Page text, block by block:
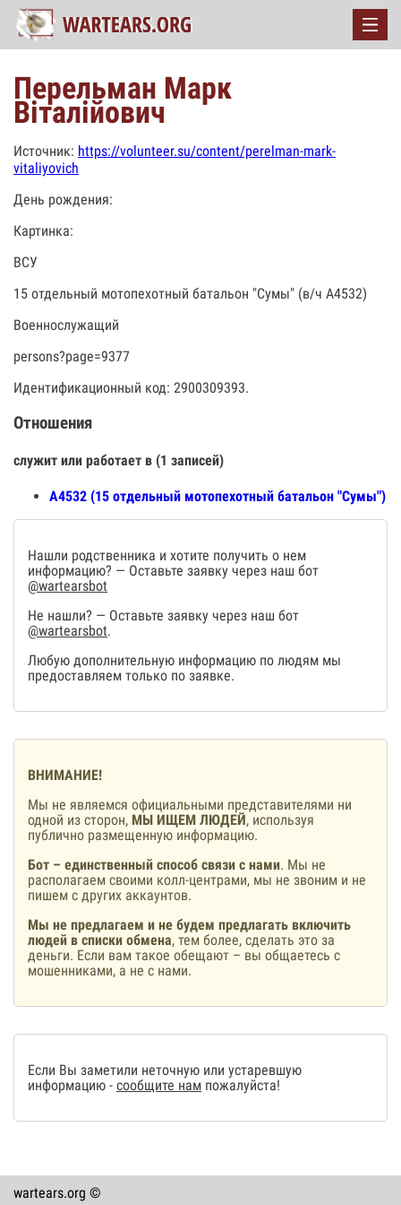
Перельман Марк
Віталійович
Источник: https://volunteer.su/content/perelman-mark-
vitaliyovich
День рождения:
Картинка:
ВСУ
15 отдельный мотопехотный батальон "Сумы" (в/ч А4532)
Военнослужащий
persons?page=9377
Идентификационный код: 2900309393.
Отношения
служит или работает в (1 записей)
А4532 (15 отдельный мотопехотный батальон "Сумы")
Нашли родственника и хотите получить о нем
информацию? — Оставьте заявку через наш бот
@wartearsbot
Не нашли? — Оставьте заявку через наш бот
@wartearsbot.
Любую дополнительную информацию по людям мы
предоставляем только по заявке.
ВНИМАНИЕ!
Мы не являемся официальными представителями ни
одной из сторон, МЫ ИЩЕМ ЛЮДЕЙ, используя
публично размещенную информацию.
Бот – единственный способ связи с нами. Мы не
располагаем своими колл-центрами, мы не звоним и не
пишем с других аккаунтов.
Мы не предлагаем и не будем предлагать включить
людей в списки обмена, тем более, сделать это за
деньги. Если вам такое обещают – вы общаетесь с
мошенниками, а не с нами.
Если Вы заметили неточную или устаревшую
информацию - сообщите нам пожалуйста!
wartears.org ©